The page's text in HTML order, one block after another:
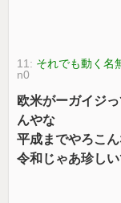
11: それでも動く名
n0
欧米がーガイジ
んやな
平成までやろこ
令和じゃあ珍し